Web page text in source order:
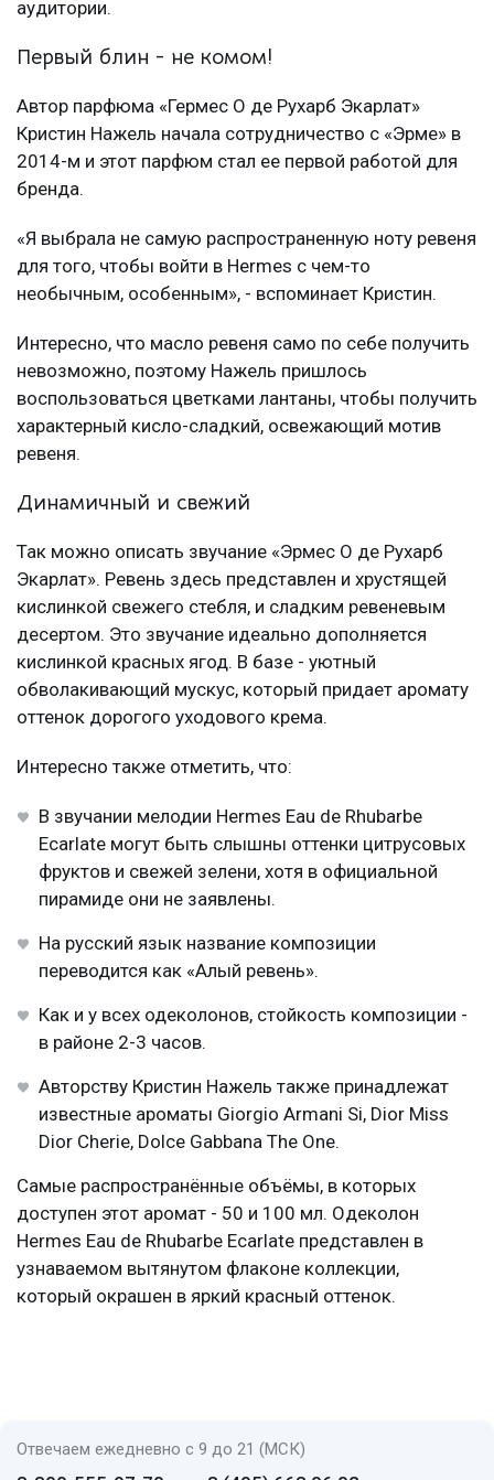
аудитории.
Первый блин - не комом!
Автор парфюма «Гермес О де Рухарб Экарлат»
Кристин Нажель начала сотрудничество с «Эрме» в
2014-м и этот парфюм стал ее первой работой для
бренда.
«Я выбрала не самую распространенную ноту ревеня
для того, чтобы войти в Hermes с чем-то
необычным, особенным», - вспоминает Кристин.
Интересно, что масло ревеня само по себе получить
невозможно, поэтому Нажель пришлось
воспользоваться цветками лантаны, чтобы получить
характерный кисло-сладкий, освежающий мотив
ревеня.
Динамичный и свежий
Так можно описать звучание «Эрмес О де Рухарб
Экарлат». Ревень здесь представлен и хрустящей
кислинкой свежего стебля, и сладким ревеневым
десертом. Это звучание идеально дополняется
кислинкой красных ягод. В базе - уютный
обволакивающий мускус, который придает аромату
оттенок дорогого уходового крема.
Интересно также отметить, что:
В звучании мелодии Hermes Eau de Rhubarbe
Ecarlate могут быть слышны оттенки цитрусовых
фруктов и свежей зелени, хотя в официальной
пирамиде они не заявлены.
На русский язык название композиции
переводится как «Алый ревень».
Как и у всех одеколонов, стойкость композиции -
в районе 2-3 часов.
Авторству Кристин Нажель также принадлежат
известные ароматы Giorgio Armani Si, Dior Miss
Dior Cherie, Dolce Gabbana The One.
Самые распространённые объёмы, в которых
доступен этот аромат - 50 и 100 мл. Одеколон
Hermes Eau de Rhubarbe Ecarlate представлен в
узнаваемом вытянутом флаконе коллекции,
который окрашен в яркий красный оттенок.
Отвечаем ежедневно с 9 до 21 (МСК)